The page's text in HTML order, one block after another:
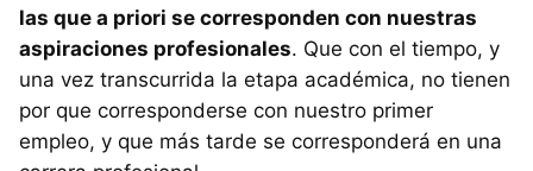
las que a priori se corresponden con nuestras
aspiraciones profesionales. Que con el tiempo, y
una vez transcurrida la etapa académica, no tienen
por que corresponderse con nuestro primer
empleo, y que más tarde se corresponderá en una